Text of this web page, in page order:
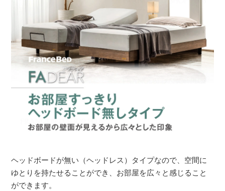
ヘッドボードが無い（ヘッドレス）タイプなので、空間に
ゆとりを持たせることができ、お部屋を広々と感じること
ができます。